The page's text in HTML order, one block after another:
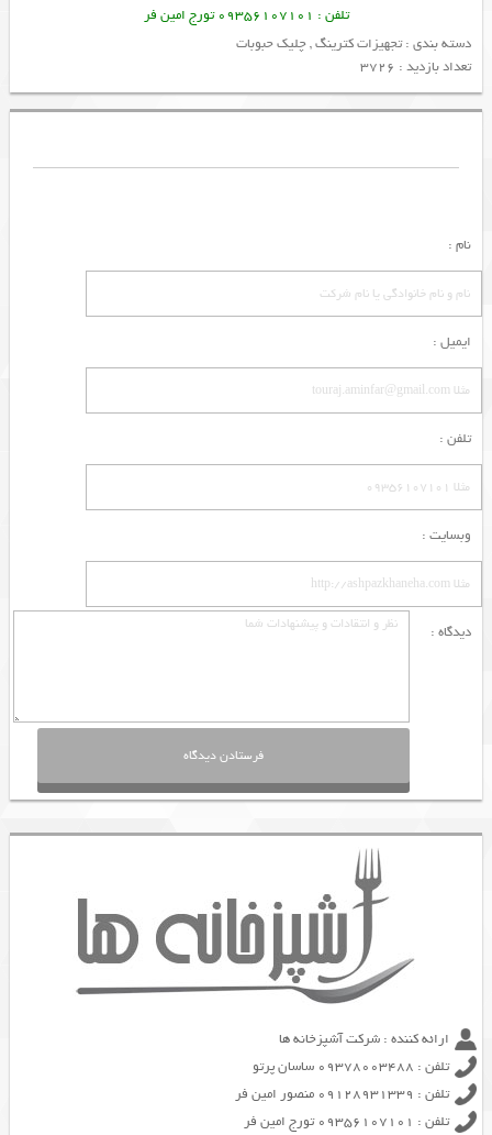
تلفن : 09356107101 تورج امین فر
دسته بندی :تجهیزات کترینگ,چلیک حبوبات
تعداد بازدید : 3726
نام :
ایمیل :
تلفن :
وبسایت :
دیدگاه :
ارائه کننده : شرکت آشپزخانه ها
تلفن : 09378003488 ساسان پرتو
تلفن : 09128931339 منصور امین فر
تلفن : 09356107101 تورج امین فر